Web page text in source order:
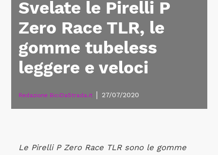
Svelate le Pirelli P
Zero Race TLR, le
gomme tubeless
leggere e veloci
Redazione BiciDaStrada.it 27/07/2020
Le Pirelli P Zero Race TLR sono le gomme